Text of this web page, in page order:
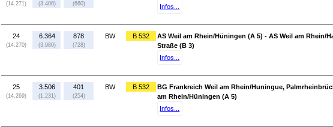
(14.271) (3.406) (660)
Infos...
24
(14.270)
6.364
(3.980)
878
(728)
BW B 532
AS Weil am Rhein/Hüningen (A 5) - AS Weil am Rhein/
Straße (B 3)
Infos...
25
(14.269)
3.506
(1.231)
401
(254)
BW B 532
BG Frankreich Weil am Rhein/Huningue,
am Rhein/Hüningen (A 5)
Infos...